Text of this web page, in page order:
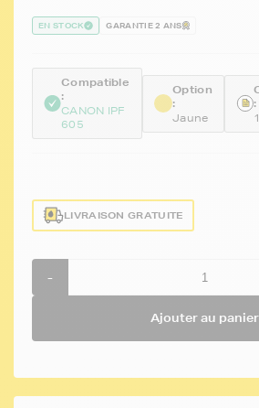
EN STOCK GARANTIE 2 ANS
Compatible
:
CANON IPF
605
Option
:
Jaune
:
LIVRAISON GRATUITE
-
Ajouter au panier